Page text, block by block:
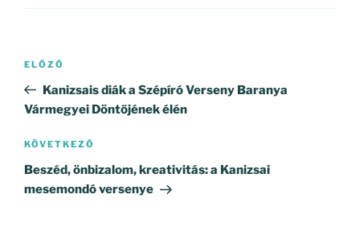
Bejegyzés
Korábbi
bejegyzés
ELŐZŐ
Kanizsais diák a Szépíró Verseny Baranya
Vármegyei Döntőjének élén
Következő
bejegyzés
KÖVETKEZŐ
Beszéd, önbizalom, kreativitás: a Kanizsai
mesemondó versenye